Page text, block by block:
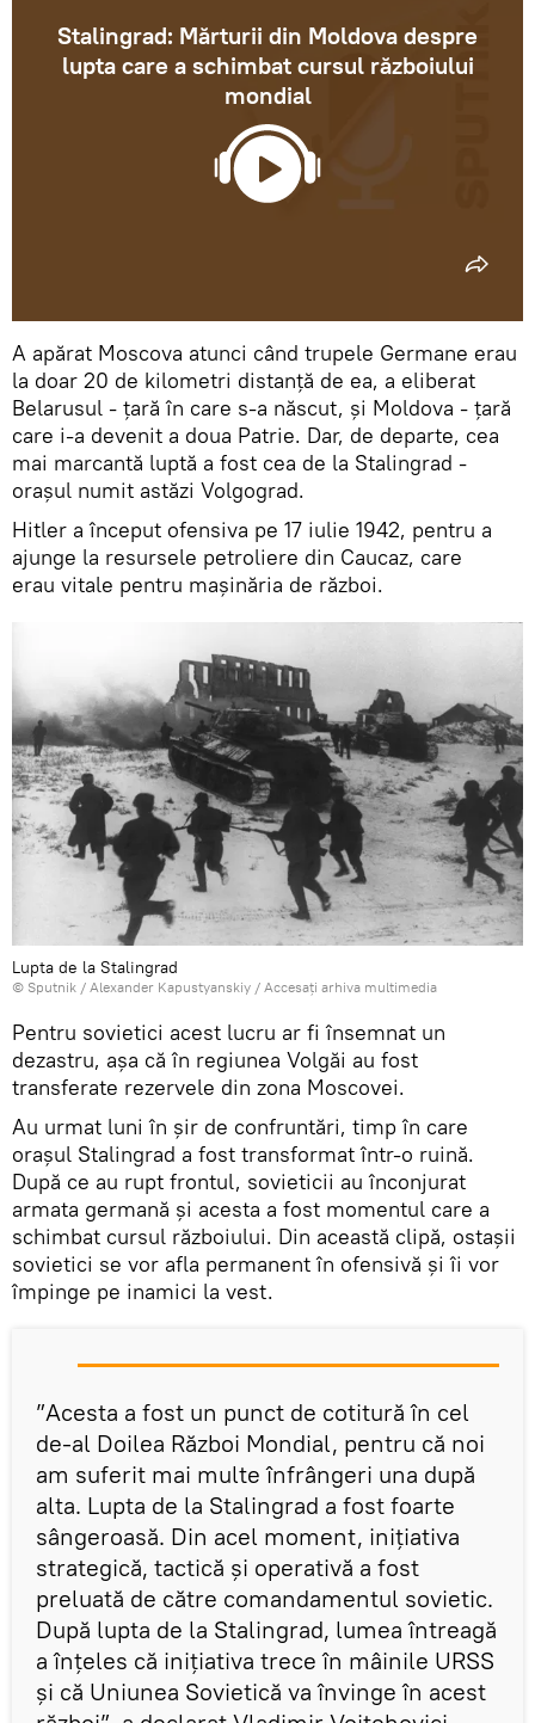
Stalingrad: Mărturii din Moldova despre
lupta care a schimbat cursul războiului
mondial
A apărat Moscova atunci când trupele Germane erau
la doar 20 de kilometri distanță de ea, a eliberat
Belarusul - țară în care s-a născut, și Moldova - țară
care i-a devenit a doua Patrie. Dar, de departe, cea
mai marcantă luptă a fost cea de la Stalingrad -
oraşul numit astăzi Volgograd.
Hitler a început ofensiva pe 17 iulie 1942, pentru a
ajunge la resursele petroliere din Caucaz, care
erau vitale pentru maşinăria de război.
Lupta de la Stalingrad
© Sputnik / Alexander Kapustyanskiy / Accesați arhiva multimedia
Pentru sovietici acest lucru ar fi însemnat un
dezastru, așa că în regiunea Volgăi au fost
transferate rezervele din zona Moscovei.
Au urmat luni în șir de confruntări, timp în care
oraşul Stalingrad a fost transformat într-o ruină.
După ce au rupt frontul, sovieticii au înconjurat
armata germană și acesta a fost momentul care a
schimbat cursul războiului. Din această clipă, ostașii
sovietici se vor afla permanent în ofensivă și îi vor
împinge pe inamici la vest.
”Acesta a fost un punct de cotitură în cel
de-al Doilea Război Mondial, pentru că noi
am suferit mai multe înfrângeri una după
alta. Lupta de la Stalingrad a fost foarte
sângeroasă. Din acel moment, inițiativa
strategică, tactică și operativă a fost
preluată de către comandamentul sovietic.
După lupta de la Stalingrad, lumea întreagă
a înțeles că inițiativa trece în mâinile URSS
și că Uniunea Sovietică va învinge în acest